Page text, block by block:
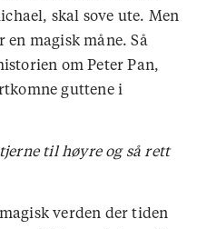
skal sove ute. Men
en magisk måne. Så
om Peter Pan,
guttene i
til høyre og så rett
verden der tiden